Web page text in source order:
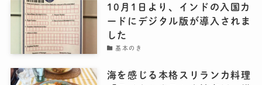
10月1日より、インドの入国カ
ードにデジタル版が導入されま
した
基本のき
海を感じる本格スリランカ料理